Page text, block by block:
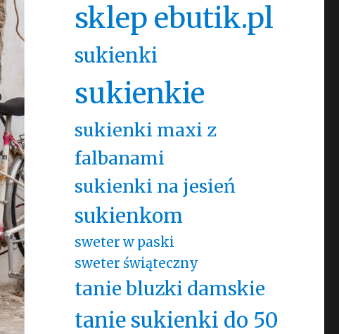
sklep ebutik.pl
sukienki
sukienkie
sukienki maxi z
falbanami
sukienki na jesień
sukienkom
sweter w paski
sweter świąteczny
tanie bluzki damskie
tanie sukienki do 50